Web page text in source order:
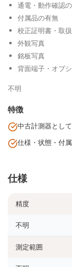
通電・動作確認
付属品の有無
校正証明書・取
外観写真
銘板写真
背面端子・オプ
不明
特徴
中古計測器とし
仕様・状態・付
仕様
精度
不明
測定範囲